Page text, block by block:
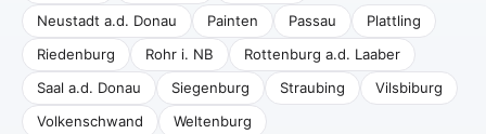
Neustadt a.d. Donau
Painten Passau
Plattling
Riedenburg
Rohr i. NB
Rottenburg a.d. Laaber
Saal a.d. Donau
Siegenburg Straubing
Vilsbiburg
Volkenschwand
Weltenburg